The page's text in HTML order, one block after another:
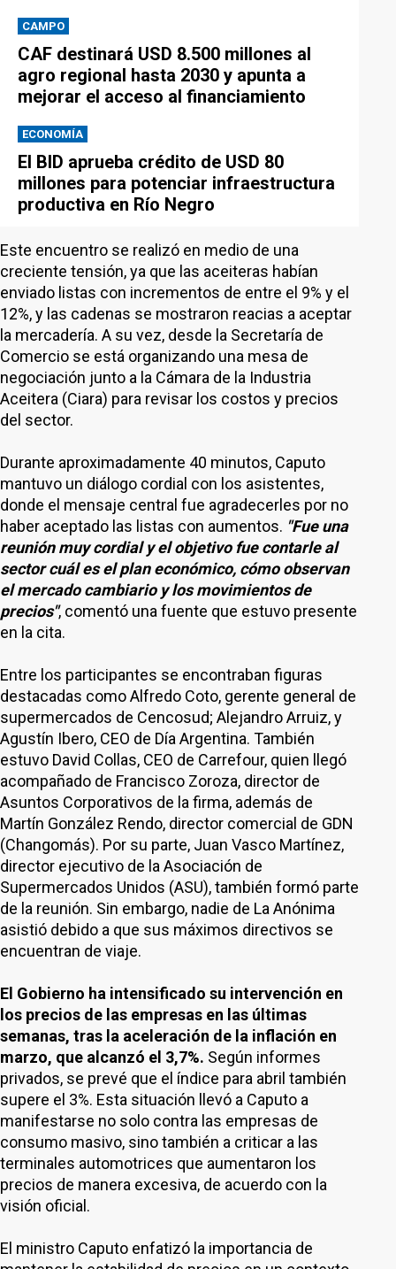
CAMPO
CAF destinará USD 8.500 millones al
agro regional hasta 2030 y apunta a
mejorar el acceso al financiamiento
ECONOMÍA
El BID aprueba crédito de USD 80
millones para potenciar infraestructura
productiva en Río Negro
Este encuentro se realizó en medio de una
creciente tensión, ya que las aceiteras habían
enviado listas con incrementos de entre el 9% y el
12%, y las cadenas se mostraron reacias a aceptar
la mercadería. A su vez, desde la Secretaría de
Comercio se está organizando una mesa de
negociación junto a la Cámara de la Industria
Aceitera (Ciara) para revisar los costos y precios
del sector.
Durante aproximadamente 40 minutos, Caputo
mantuvo un diálogo cordial con los asistentes,
donde el mensaje central fue agradecerles por no
haber aceptado las listas con aumentos. "Fue una
reunión muy cordial y el objetivo fue contarle al
sector cuál es el plan económico, cómo observan
el mercado cambiario y los movimientos de
precios", comentó una fuente que estuvo presente
en la cita.
Entre los participantes se encontraban figuras
destacadas como Alfredo Coto, gerente general de
supermercados de Cencosud; Alejandro Arruiz, y
Agustín Ibero, CEO de Día Argentina. También
estuvo David Collas, CEO de Carrefour, quien llegó
acompañado de Francisco Zoroza, director de
Asuntos Corporativos de la firma, además de
Martín González Rendo, director comercial de GDN
(Changomás). Por su parte, Juan Vasco Martínez,
director ejecutivo de la Asociación de
Supermercados Unidos (ASU), también formó parte
de la reunión. Sin embargo, nadie de La Anónima
asistió debido a que sus máximos directivos se
encuentran de viaje.
El Gobierno ha intensificado su intervención en
los precios de las empresas en las últimas
semanas, tras la aceleración de la inflación en
marzo, que alcanzó el 3,7%. Según informes
privados, se prevé que el índice para abril también
supere el 3%. Esta situación llevó a Caputo a
manifestarse no solo contra las empresas de
consumo masivo, sino también a criticar a las
terminales automotrices que aumentaron los
precios de manera excesiva, de acuerdo con la
visión oficial.
El ministro Caputo enfatizó la importancia de